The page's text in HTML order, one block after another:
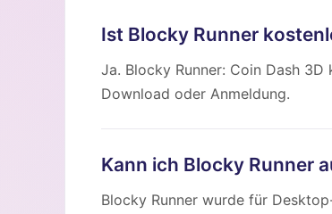
Ist Blocky Runner
Ja. Blocky Runner: Coin Dash
Download oder Anmeldung.
Kann ich Blocky Runner
Blocky Runner wurde für